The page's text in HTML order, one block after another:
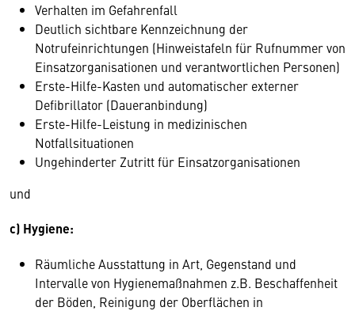
Verhalten im Gefahrenfall
Deutlich sichtbare Kennzeichnung der
Notrufeinrichtungen (Hinweistafeln für Rufnummer von
Einsatzorganisationen und verantwortlichen Personen)
Erste-Hilfe-Kasten und automatischer externer
Defibrillator (Daueranbindung)
Erste-Hilfe-Leistung in medizinischen
Notfallsituationen
Ungehinderter Zutritt für Einsatzorganisationen
und
c) Hygiene:
Räumliche Ausstattung in Art, Gegenstand und
Intervalle von Hygienemaßnahmen z.B. Beschaffenheit
der Böden, Reinigung der Oberflächen in